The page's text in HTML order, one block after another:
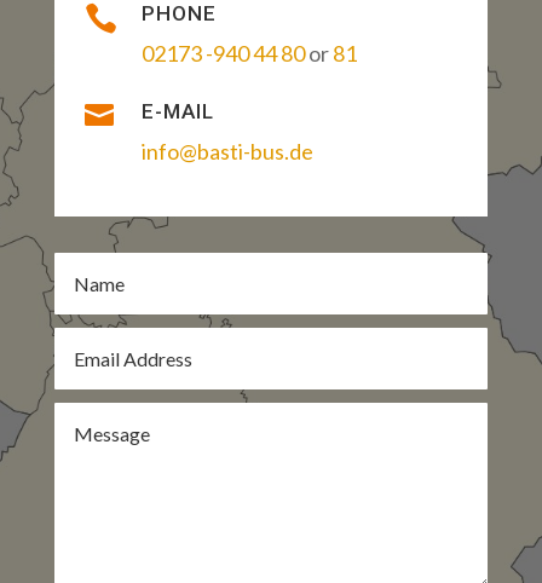
 PHONE
02173 -940 44 80or81
 E-MAIL
info@basti-bus.de